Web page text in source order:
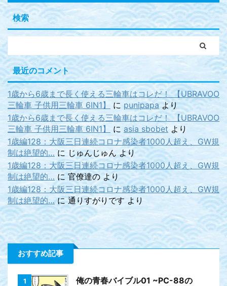
検索
最近のコメント
1歳から6歳まで長く使える三輪車はコレだ！ 【UBRAVOO
三輪車 子供用三輪車 6IN1】
に punipapa より
1歳から6歳まで長く使える三輪車はコレだ！ 【UBRAVOO
三輪車 子供用三輪車 6IN1】
に asia sbobet より
1歳編128：大阪三日連続コロナ感染者1000人超え、GW規
制は絶望的… に じゅんじゅん より
1歳編128：大阪三日連続コロナ感染者1000人超え、GW規
制は絶望的… に 官僚達の より
1歳編128：大阪三日連続コロナ感染者1000人超え、GW規
制は絶望的…に通りすがりです より
おすすめ記事
1
俺の青春バイブル01 ~PC-88の